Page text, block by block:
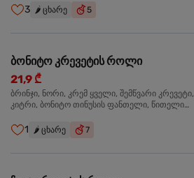
3 🌶️ ცხარე 5
ბონიტო კრევეტის როლი
21,9 ₾
ბრინჯი, ნორი, კრემ ყველი, შემწვარი კრევეტი,
კიტრი, ბონიტო თინუსის ფანთელი, წითელი
1 🌶️ ცხარე 7